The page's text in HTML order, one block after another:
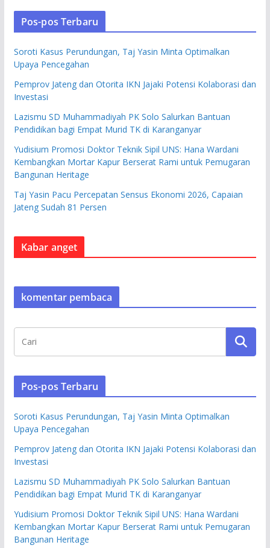
Pos-pos Terbaru
Soroti Kasus Perundungan, Taj Yasin Minta Optimalkan
Upaya Pencegahan
Pemprov Jateng dan Otorita IKN Jajaki Potensi Kolaborasi dan
Investasi
Lazismu SD Muhammadiyah PK Solo Salurkan Bantuan
Pendidikan bagi Empat Murid TK di Karanganyar
Yudisium Promosi Doktor Teknik Sipil UNS: Hana Wardani
Kembangkan Mortar Kapur Berserat Rami untuk Pemugaran
Bangunan Heritage
Taj Yasin Pacu Percepatan Sensus Ekonomi 2026, Capaian
Jateng Sudah 81 Persen
Kabar anget
komentar pembaca
Pos-pos Terbaru
Soroti Kasus Perundungan, Taj Yasin Minta Optimalkan
Upaya Pencegahan
Pemprov Jateng dan Otorita IKN Jajaki Potensi Kolaborasi dan
Investasi
Lazismu SD Muhammadiyah PK Solo Salurkan Bantuan
Pendidikan bagi Empat Murid TK di Karanganyar
Yudisium Promosi Doktor Teknik Sipil UNS: Hana Wardani
Kembangkan Mortar Kapur Berserat Rami untuk Pemugaran
Bangunan Heritage